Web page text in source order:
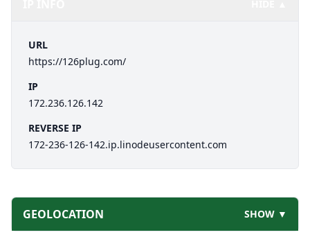
URL
https://126plug.com/
IP
172.236.126.142
REVERSE IP
172-236-126-142.ip.linodeusercontent.com
GEOLOCATION SHOW ▼